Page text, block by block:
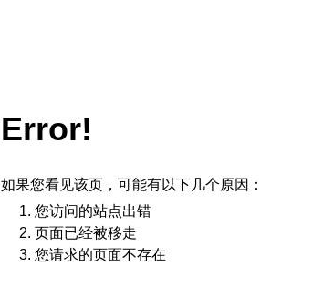
Error!
如果您看见该页，可能有以下几个原因：
您访问的站点出错
页面已经被移走
您请求的页面不存在